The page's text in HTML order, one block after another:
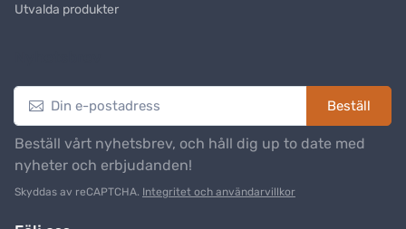
Utvalda produkter
Beställ
Beställ vårt nyhetsbrev, och håll dig up to date med
nyheter och erbjudanden!
Skyddas av reCAPTCHA. Integritet och användarvillkor